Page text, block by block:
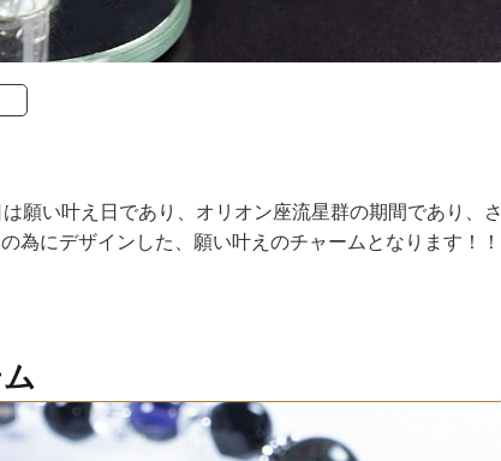
願い叶え日であり、オリオン座流星群の期間であり、さ
為にデザインした、願い叶えのチャームとなります！！